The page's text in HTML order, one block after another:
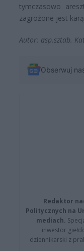
tymczasowo
zagrożone jest
Autor: asp.sztab.
Obserwuj
Redaktor
Politycznych na
mediach.
inwestor
dziennikarski z